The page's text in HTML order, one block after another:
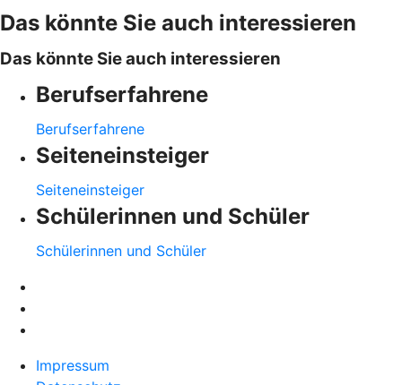
Das könnte Sie auch interessieren
Das könnte Sie auch interessieren
Berufserfahrene
Berufserfahrene
Seiteneinsteiger
Seiteneinsteiger
Schülerinnen und Schüler
Schülerinnen und Schüler
Impressum